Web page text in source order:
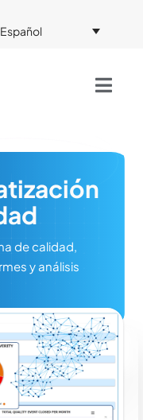
Español
de calidad,
y análisis